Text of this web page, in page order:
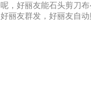
，好丽友能石头剪刀
丽友群发，好丽友自